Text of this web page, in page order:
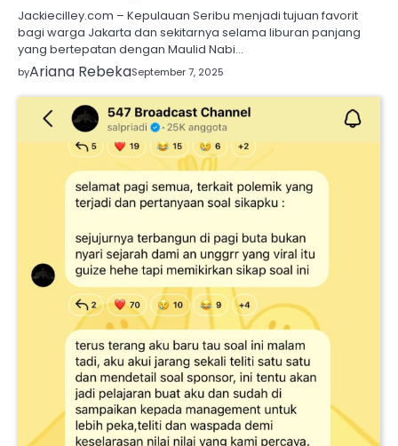
Jackiecilley.com – Kepulauan Seribu menjadi tujuan favorit
bagi warga Jakarta dan sekitarnya selama liburan panjang
yang bertepatan dengan Maulid Nabi…
byAriana RebekaSeptember 7, 2025